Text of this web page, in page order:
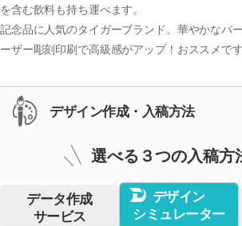
を含む飲料も持ち運べます。
記念品に人気のタイガーブランド。華やかなパ
ーザー彫刻印刷で高級感がアップ！おススメです
デザイン作成・入稿方法
選べる３つの入稿方
データ作成
サービス
デザイン
シミュレーター